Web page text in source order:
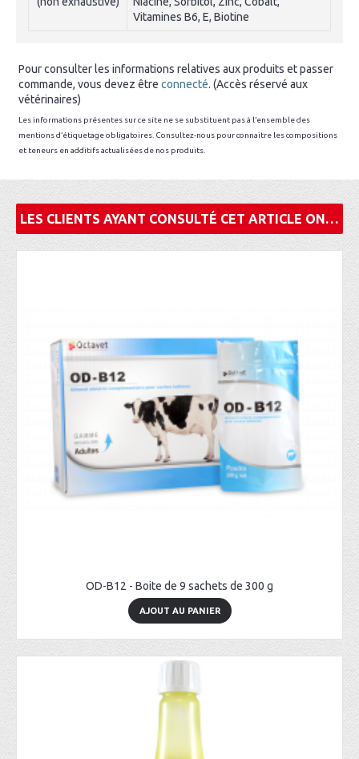
Vitamines B6, E, Biotine
Pour consulter les informations relatives aux produits et passer
commande, vous devez être connecté. (Accès réservé aux
vétérinaires)
Les informations présentes sur ce site ne se substituent pas à l’ensemble des
mentions d’étiquetage obligatoires. Consultez-nous pour connaitre les compositions
et teneurs en additifs actualisées de nos produits.
LES CLIENTS AYANT CONSULTÉ CET ARTICLE ONT ÉGALEMENT ACHETÉ
OD-B12 - Boite de 9 sachets de 300 g
AJOUT AU PANIER